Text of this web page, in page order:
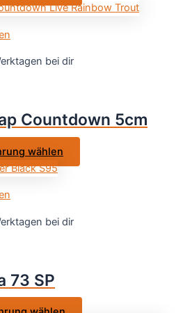
Produkt
können
bei dir
Countdown 5cm
wählen
Produkt
auf
bei dir
73 SP